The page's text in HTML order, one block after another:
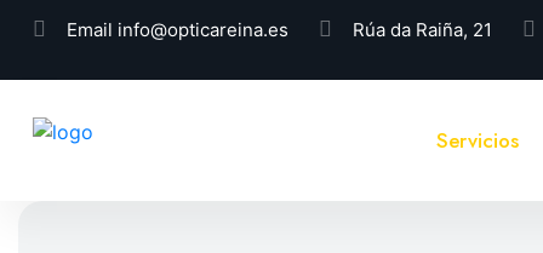
Email info@opticareina.es Rúa da Raiña, 21
Servicios